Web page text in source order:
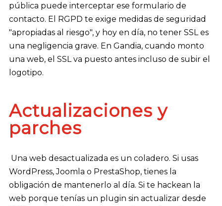
pública puede interceptar ese formulario de
contacto. El RGPD te exige medidas de seguridad
"apropiadas al riesgo", y hoy en día, no tener SSL es
una negligencia grave. En Gandia, cuando monto
una web, el SSL va puesto antes incluso de subir el
logotipo.
Actualizaciones y
parches
Una web desactualizada es un coladero. Si usas
WordPress, Joomla o PrestaShop, tienes la
obligación de mantenerlo al día. Si te hackean la
web porque tenías un plugin sin actualizar desde